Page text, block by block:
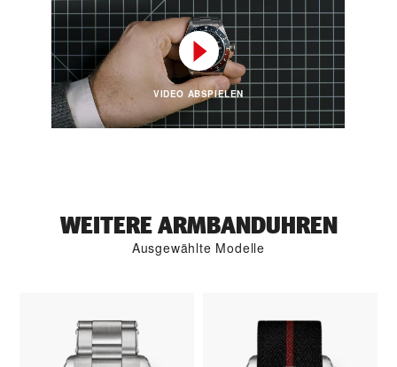
VIDEO ABSPIELEN
WEITERE ARMBANDUHREN
Ausgewählte Modelle